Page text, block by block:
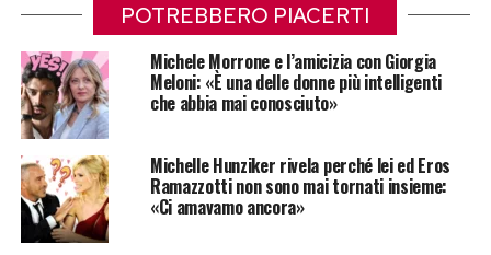
POTREBBERO PIACERTI
Michele Morrone e l’amicizia con Giorgia
Meloni: «È una delle donne più intelligenti
che abbia mai conosciuto»
Michelle Hunziker rivela perché lei ed Eros
Ramazzotti non sono mai tornati insieme:
«Ci amavamo ancora»